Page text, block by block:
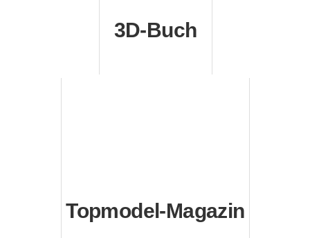
3D-Buch
Topmodel-Magazin